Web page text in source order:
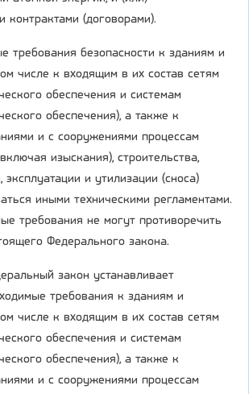
контрактами (договорами).
требования безопасности к зданиям и
числе к входящим в их состав сетям
обеспечения и системам
обеспечения), а также к
и с сооружениями процессам
изыскания), строительства,
эксплуатации и утилизации (сноса)
иными техническими регламентами.
требования не могут противоречить
Федерального закона.
закон устанавливает
требования к зданиям и
числе к входящим в их состав сетям
обеспечения и системам
обеспечения), а также к
и с сооружениями процессам